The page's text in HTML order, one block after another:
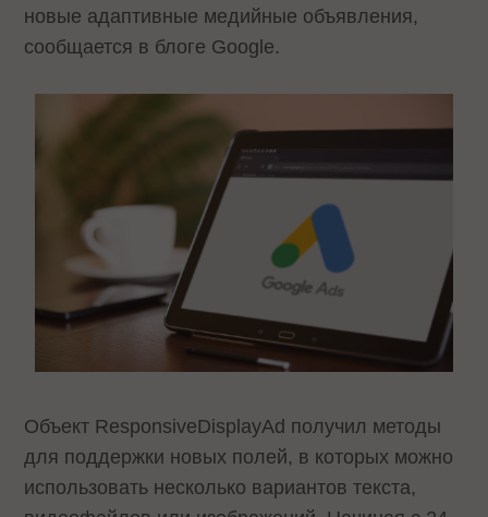
новые адаптивные медийные объявления,
сообщается в блоге Google.
Объект ResponsiveDisplayAd получил методы
для поддержки новых полей, в которых можно
использовать несколько вариантов текста,